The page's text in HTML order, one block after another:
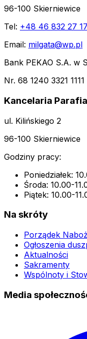
96-100 Skierniewice
Tel: +48 46 832 27 17
Email: milgata@wp.pl
Bank PEKAO S.A. w
Nr. 68 1240 3321
Kancelaria
ul. Kilińskiego 2
96-100 Skierniewice
Godziny pracy:
Poniedziałek:
Środa: 10.00-
Piątek: 10.00-
Na skróty
Porządek
Ogłoszenia
Aktualności
Sakramenty
Wspólnoty i
Media